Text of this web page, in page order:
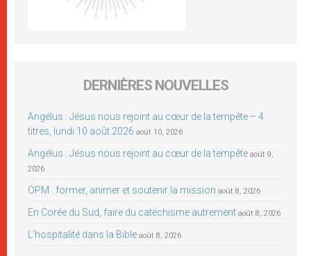
DERNIÈRES NOUVELLES
Angélus : Jésus nous rejoint au cœur de la tempête – 4
titres, lundi 10 août 2026 août 10, 2026
Angélus : Jésus nous rejoint au cœur de la tempête août 9,
2026
OPM : former, animer et soutenir la mission août 8, 2026
En Corée du Sud, faire du catéchisme autrement août 8, 2026
L’hospitalité dans la Bible août 8, 2026